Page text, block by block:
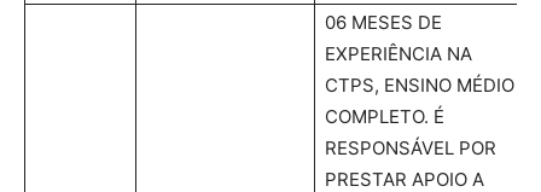
06 MESES DE
EXPERIÊNCIA NA
CTPS, ENSINO MÉDIO
COMPLETO. É
RESPONSÁVEL POR
PRESTAR APOIO A